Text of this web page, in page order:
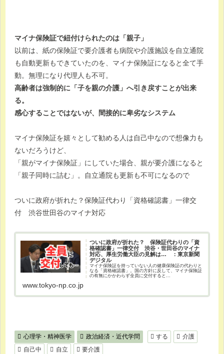
マイナ保険証で紐付けられたのは「親子」
以前は、紙の保険証で要介護者も病院や介護施設を自立通院
も自動更新もできていたのを、マイナ保険証になると全て手
動。無理になり代理人も不可。
高齢者は強制的に「子を親の介護」へ引き戻すことが出来
る。
感心することではないが、間接的に卑劣なシステム
マイナ保険証を嬉々として勧める人は自己中なので想像力も
ないだろうけど、
「親がマイナ保険証」にしていた場合、親が要介護になると
「親子同時に詰む」。自立通院も更新も不可になるので
ついに政府が折れた？保険証代わり「資格確認書」一律交
付 渋谷世田谷のマイナ対応
ついに政府が折れた？ 保険証代わりの「資
格確認書」一律交付 渋谷・世田谷のマイナ
対応、厚生労働大臣の見解は… ：東京新聞
デジタル
マイナ保険証を持っていない人の健康保険証の代わりと
なる「資格確認書」。国の方針に反して、マイナ保険証
の有無にかかわらず全員に交付すると...
www.tokyo-np.co.jp
心理学・精神医学 政治経済・近代学問 する
介護
自己中
自立 要介護